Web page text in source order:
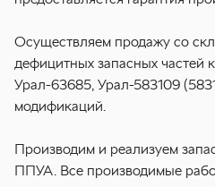
Осуществляем продажу со
дефицитных запасных частей
Урал-63685, Урал-583109
модификаций.
Производим и реализуем
ППУА. Все производимые